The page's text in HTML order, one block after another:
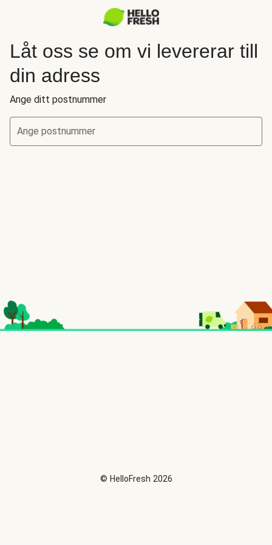
Låt oss se om vi levererar till
din adress
Ange ditt postnummer
Ange postnummer
© HelloFresh 2026